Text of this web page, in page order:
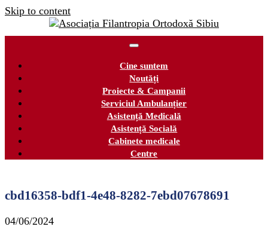
Skip to content
Cine suntem
Noutăți
Proiecte & Campanii
Serviciul Ambulanțier
Asistență Medicală
Asistență Socială
Cabinete medicale
Centre
cbd16358-bdf1-4e48-8282-7ebd07678691
04/06/2024